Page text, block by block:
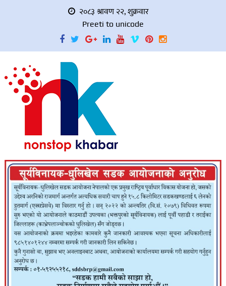
२०८३ श्रावण २२, शुक्रवार
Preeti to unicode